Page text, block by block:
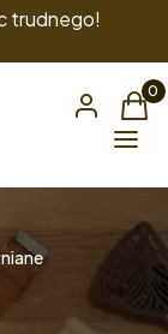
trudnego!
Zaloguj się
Menu